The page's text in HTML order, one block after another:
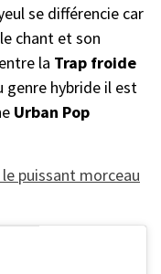
se différencie car
chant et son
la Trap froide
genre hybride il est
Urban Pop
puissant morceau